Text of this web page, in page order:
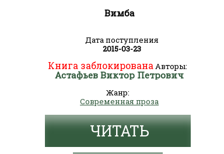
Вимба
Дата поступления
2015-03-23
Книга заблокирована Авторы:
Астафьев Виктор Петрович
Жанр:
Современная проза
ЧИТАТЬ